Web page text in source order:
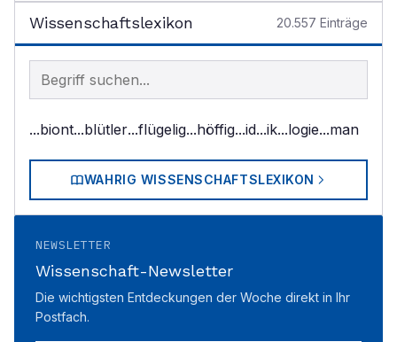
Wissenschaftslexikon 20.557 Einträge
Begriff im Lexikon suchen
...biont...blütler...flügelig...höffig...id...ik...logie...man
WAHRIG WISSENSCHAFTSLEXIKON
NEWSLETTER
Wissenschaft-Newsletter
Die wichtigsten Entdeckungen der Woche direkt in Ihr
Postfach.